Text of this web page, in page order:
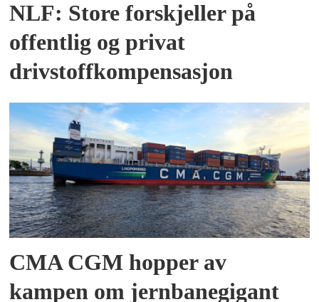
NLF: Store forskjeller på
offentlig og privat
drivstoffkompensasjon
CMA CGM hopper av
kampen om jernbanegigant